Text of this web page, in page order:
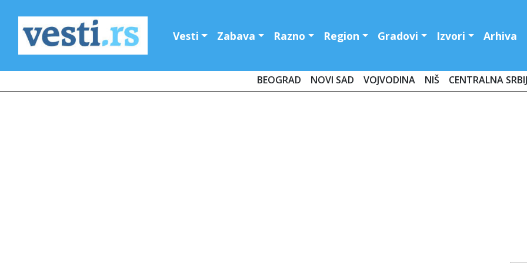
Vesti Zabava Razno Region Gradovi Izvori Arhiva
BEOGRAD NOVI SAD VOJVODINA NIŠ CENTRALNA